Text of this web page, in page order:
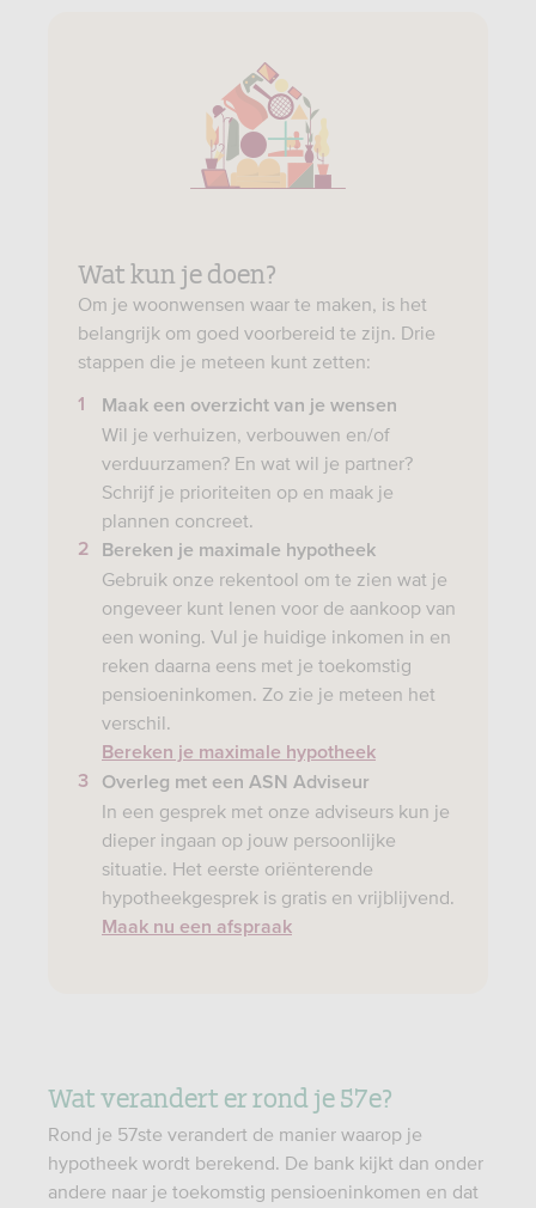
Wat kun je doen?
Om je woonwensen waar te maken, is het
belangrijk om goed voorbereid te zijn. Drie
stappen die je meteen kunt zetten:
Maak een overzicht van je wensen
Wil je verhuizen, verbouwen en/of
verduurzamen? En wat wil je partner?
Schrijf je prioriteiten op en maak je
plannen concreet.
Bereken je maximale hypotheek
Gebruik onze rekentool om te zien wat je
ongeveer kunt lenen voor de aankoop van
een woning. Vul je huidige inkomen in en
reken daarna eens met je toekomstig
pensioeninkomen. Zo zie je meteen het
verschil.
Bereken je maximale hypotheek
Overleg met een ASN Adviseur
In een gesprek met onze adviseurs kun je
dieper ingaan op jouw persoonlijke
situatie. Het eerste oriënterende
hypotheekgesprek is gratis en vrijblijvend.
Maak nu een afspraak
Wat verandert er rond je 57e?
Rond je 57ste verandert de manier waarop je
hypotheek wordt berekend. De bank kijkt dan onder
andere naar je toekomstig pensioeninkomen en dat